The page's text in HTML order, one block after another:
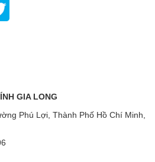
GIA LONG
Phú Lợi, Thành Phố Hồ Chí Minh,